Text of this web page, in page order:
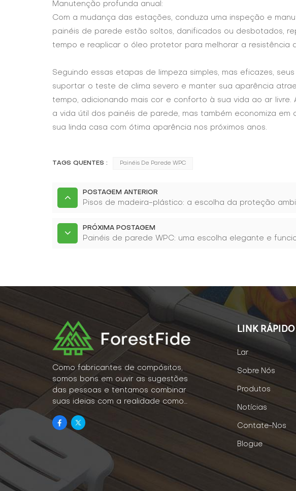
Manutenção profunda anual:
Com a mudança das estações, conduza uma inspeção e
painéis de parede estão soltos, danificados ou desbotados,
tempo e reaplicar o óleo protetor para melhorar a resistência
Seguindo essas etapas de limpeza simples, mas eficazes,
suportar o teste de clima severo e manter sua aparência
tempo, adicionando mais cor e conforto à sua vida ao ar
a vida útil dos painéis de parede, mas também economiza
sua linda casa com ótima aparência nos próximos anos.
TAGS QUENTES : Painéis De Parede WPC
POSTAGEM ANTERIOR
Pisos de madeira-plástico: a escolha da proteção
PRÓXIMA POSTAGEM
Painéis de parede WPC: uma escolha elegante e
Como fabricantes de compósitos,
somos bons em ouvir as sugestões
das pessoas e tentamos combinar
suas ideias com a realidade como
um estilo de vida.
LINK RÁPIDO
Lar
Sobre Nós
Produtos
Notícias
Contate-Nos
Blogue